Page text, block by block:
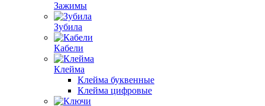
Зажимы
Зубила
Кабели
Клейма
Клейма буквенные
Клейма цифровые